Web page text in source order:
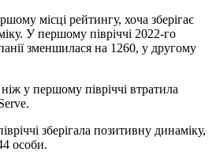
місці рейтингу, хоча зберігає
У першому півріччі 2022-го
зменшилася на 1260, у другому
у першому півріччі втратила
зберігала позитивну динаміку,
особи.